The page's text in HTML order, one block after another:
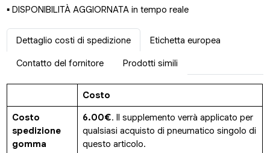
▪ DISPONIBILITÀ AGGIORNATA in tempo reale
Dettaglio costi di spedizione Etichetta europea
Contatto del fornitore Prodotti simili
Costo
Costo
spedizione
gomma
6.00€. Il supplemento verrà applicato per
qualsiasi acquisto di pneumatico singolo di
questo articolo.